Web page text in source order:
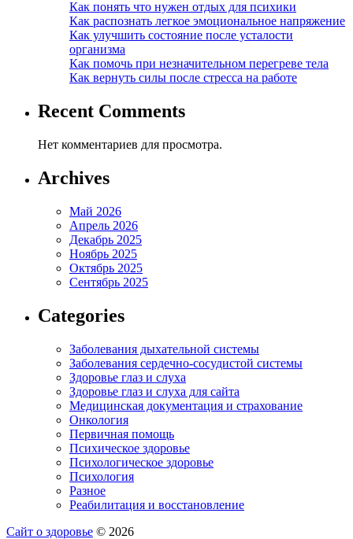
Как понять что нужен отдых для психики
Как распознать легкое эмоциональное напряжение
Как улучшить состояние после усталости
организма
Как помочь при незначительном перегреве тела
Как вернуть силы после стресса на работе
Recent Comments
Нет комментариев для просмотра.
Archives
Май 2026
Апрель 2026
Декабрь 2025
Ноябрь 2025
Октябрь 2025
Сентябрь 2025
Categories
Заболевания дыхательной системы
Заболевания сердечно-сосудистой системы
Здоровье глаз и слуха
Здоровье глаз и слуха для сайта
Медицинская документация и страхование
Онкология
Первичная помощь
Психическое здоровье
Психологическое здоровье
Психология
Разное
Реабилитация и восстановление
Сайт о здоровье © 2026